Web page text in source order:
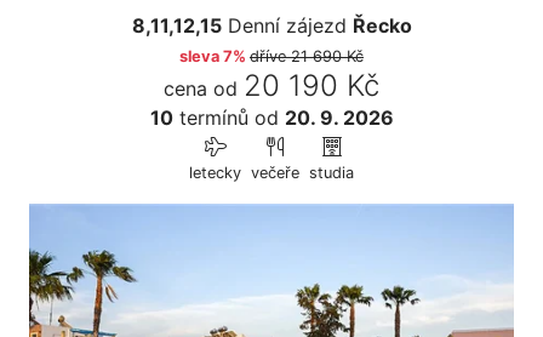
8,11,12,15Denní zájezd Řecko
sleva 7% dříve21 690 Kč
cena od 20 190 Kč
10termínů od 20. 9. 2026
letecky večeře studia